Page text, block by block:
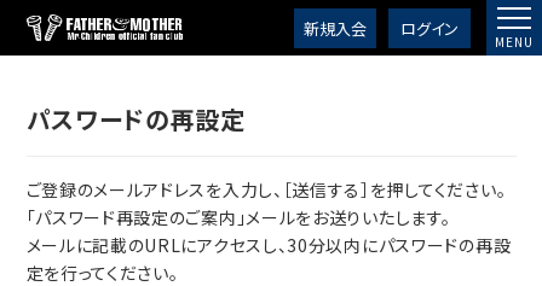
新規入会 ログイン
パスワードの再設定
ご登録のメールアドレスを入力し、［送信する］を押してください。
「パスワード再設定のご案内」メールをお送りいたします。
メールに記載のURLにアクセスし、30分以内にパスワードの再設
定を行ってください。